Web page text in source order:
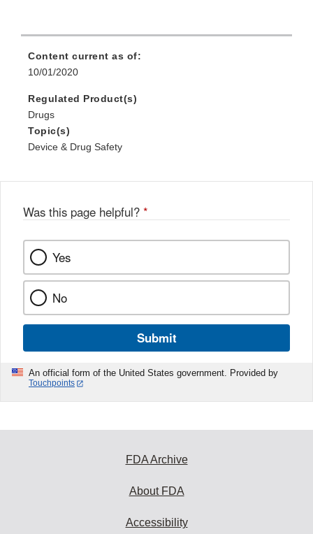
Content current as of:
10/01/2020
Regulated Product(s)
Drugs
Topic(s)
Device & Drug Safety
Was this page helpful? *
Yes
No
Submit
An official form of the United States government. Provided by
Touchpoints
FDA Archive
About FDA
Accessibility